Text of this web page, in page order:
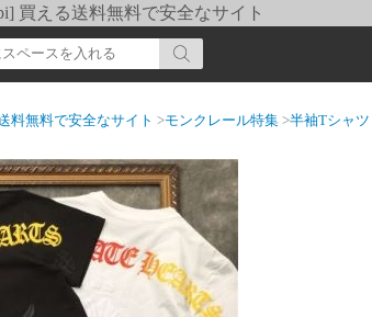
買える送料無料で安全なサイト
料無料で安全なサイト >モンクレール特集 >半袖Tシャツ